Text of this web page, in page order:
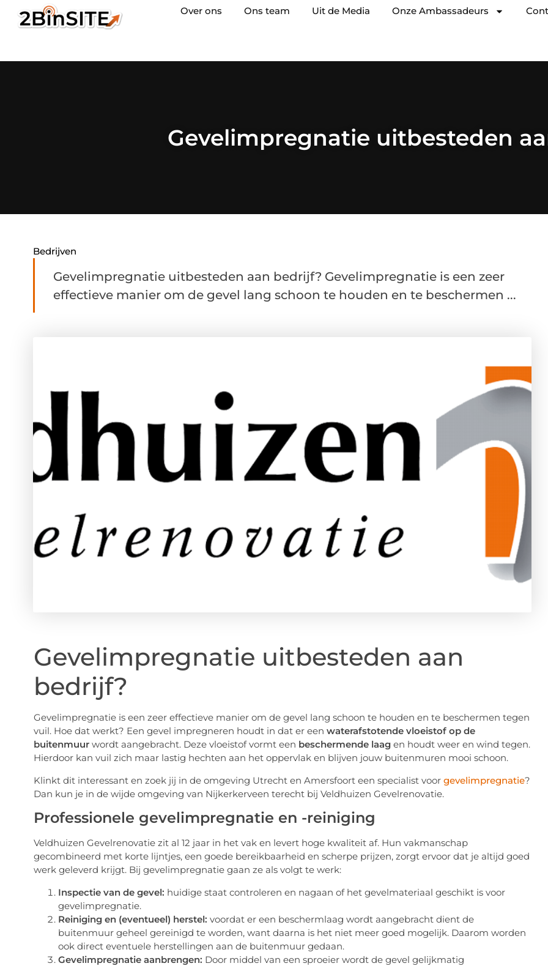
Over ons Ons team Uit de Media Onze Ambassadeurs
Gevelimpregnatie uitbesteden
Bedrijven
Gevelimpregnatie uitbesteden aan bedrijf? Gevelimpregnatie is een zeer
effectieve manier om de gevel lang schoon te houden en te beschermen ...
Gevelimpregnatie uitbesteden aan
bedrijf?
Gevelimpregnatie is een zeer effectieve manier om de gevel lang schoon te houden en te beschermen tegen
vuil. Hoe dat werkt? Een gevel impregneren houdt in dat er een waterafstotende vloeistof op de
buitenmuurwordt aangebracht. Deze vloeistof vormt een beschermende laagen houdt weer en wind tegen.
Hierdoor kan vuil zich maar lastig hechten aan het oppervlak en blijven jouw buitenmuren mooi schoon.
Klinkt dit interessant en zoek jij in de omgeving Utrecht en Amersfoort een specialist voor gevelimpregnatie?
Dan kun je in de wijde omgeving van Nijkerkerveen terecht bij Veldhuizen Gevelrenovatie.
Professionele gevelimpregnatie en -reiniging
Veldhuizen Gevelrenovatie zit al 12 jaar in het vak en levert hoge kwaliteit af. Hun vakmanschap
gecombineerd met korte lijntjes, een goede bereikbaarheid en scherpe prijzen, zorgt ervoor dat je altijd goed
werk geleverd krijgt. Bij gevelimpregnatie gaan ze als volgt te werk:
Inspectie van de gevel: huidige staat controleren en nagaan of het gevelmateriaal geschikt is voor
gevelimpregnatie.
Reiniging en (eventueel) herstel: voordat er een beschermlaag wordt aangebracht dient de
buitenmuur geheel gereinigd te worden, want daarna is het niet meer goed mogelijk. Daarom worden
ook direct eventuele herstellingen aan de buitenmuur gedaan.
Gevelimpregnatie aanbrengen: Door middel van een sproeier wordt de gevel gelijkmatig